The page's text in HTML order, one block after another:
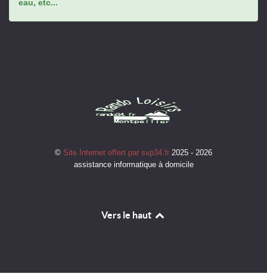
eau, etc...
© Site Internet offert par svp34.fr 2025 - 2026
assistance informatique à domicile
Vers le haut